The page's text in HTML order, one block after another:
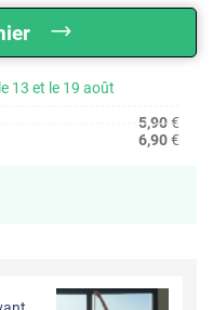
13 et le 19 août
5,90€
6,90€